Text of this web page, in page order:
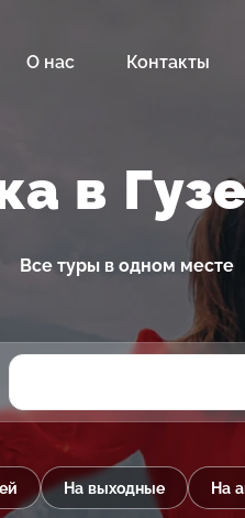
О нас Контакты
в
Все туры в одном месте
На выходные На